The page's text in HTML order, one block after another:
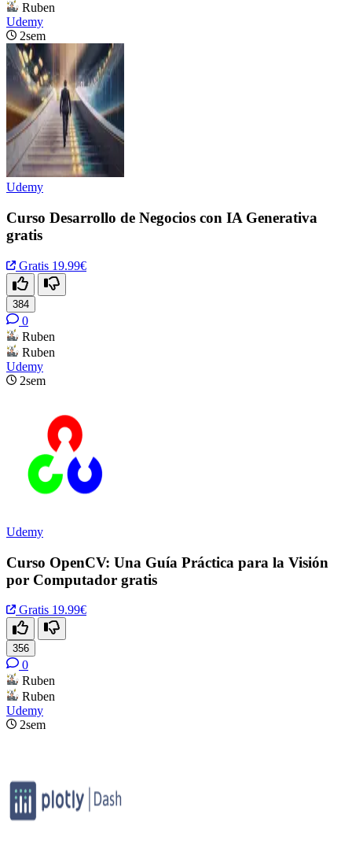
Ruben
Udemy
2sem
Udemy
Curso Desarrollo de Negocios con IA Generativa
gratis
Gratis 19.99€
384
0
Ruben
Ruben
Udemy
2sem
Udemy
Curso OpenCV: Una Guía Práctica para la Visión
por Computador gratis
Gratis 19.99€
356
0
Ruben
Ruben
Udemy
2sem